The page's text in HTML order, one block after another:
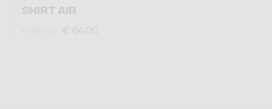
SHIRT AIR
€ 64,00